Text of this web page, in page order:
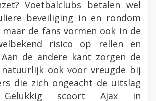
Voetbalclubs betalen wel
beveiliging in en rondom
de fans vormen ook in de
risico op rellen en
Aan de andere kant zorgen de
ook voor vreugde bij
die zich ongeacht de uitslag
Gelukkig scoort Ajax in